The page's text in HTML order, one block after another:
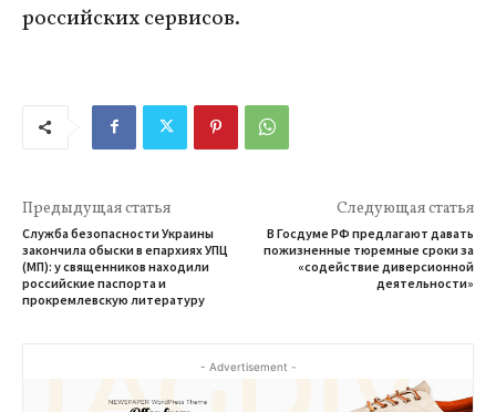
российских сервисов.
Предыдущая статья
Служба безопасности Украины
закончила обыски в епархиях УПЦ
(МП): у священников находили
российские паспорта и
прокремлевскую литературу
Следующая статья
В Госдуме РФ предлагают давать
пожизненные тюремные сроки за
«содействие диверсионной
деятельности»
- Advertisement -